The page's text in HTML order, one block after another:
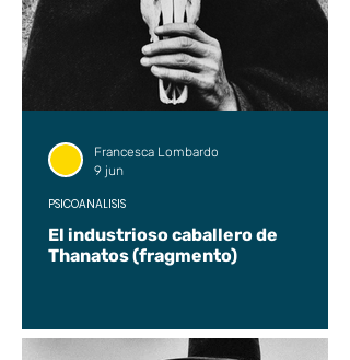
El industrioso caballero de
Thanatos (fragmento)
PSICOANÁLISIS
Francesca Lombardo
9 jun